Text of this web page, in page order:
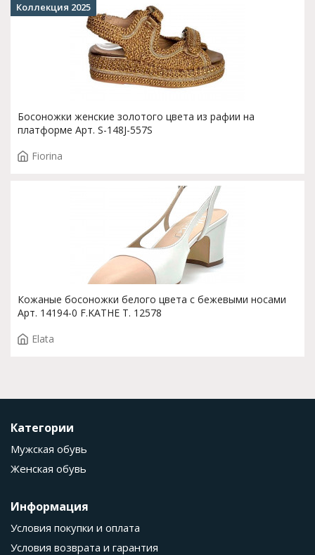
Босоножки женские золотого цвета из рафии на
платформе Арт. S-148J-557S
Fiorina
Коллекция 2025
Кожаные босоножки белого цвета с бежевыми носами
Арт. 14194-0 F.KATHE T. 12578
Elata
Категории
Мужская обувь
Женская обувь
Информация
Условия покупки и оплата
Условия возврата и гарантия